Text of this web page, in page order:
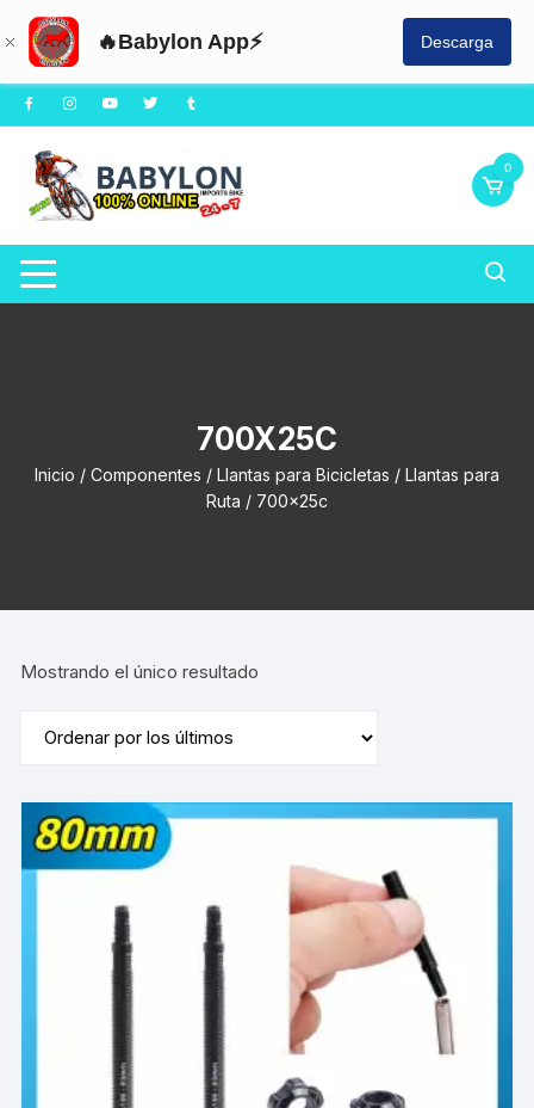
🔥Babylon App⚡ Descarga
Saltar
al
contenido
0
700X25C
Inicio / Componentes / Llantas para Bicicletas / Llantas para
Ruta / 700x25c
Mostrando el único resultado